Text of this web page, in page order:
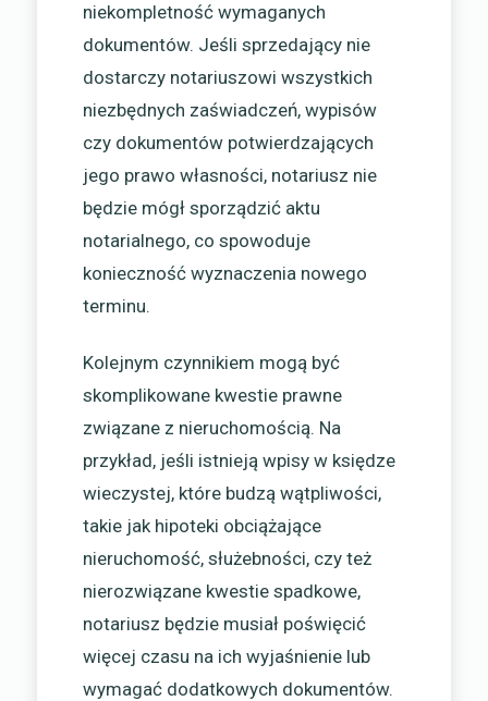
niekompletność wymaganych
dokumentów. Jeśli sprzedający nie
dostarczy notariuszowi wszystkich
niezbędnych zaświadczeń, wypisów
czy dokumentów potwierdzających
jego prawo własności, notariusz nie
będzie mógł sporządzić aktu
notarialnego, co spowoduje
konieczność wyznaczenia nowego
terminu.
Kolejnym czynnikiem mogą być
skomplikowane kwestie prawne
związane z nieruchomością. Na
przykład, jeśli istnieją wpisy w księdze
wieczystej, które budzą wątpliwości,
takie jak hipoteki obciążające
nieruchomość, służebności, czy też
nierozwiązane kwestie spadkowe,
notariusz będzie musiał poświęcić
więcej czasu na ich wyjaśnienie lub
wymagać dodatkowych dokumentów.